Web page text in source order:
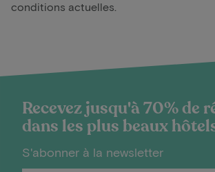
conditions actuelles.
Recevez jusqu'à 70% de
dans les plus beaux
S'abonner à la newsletter